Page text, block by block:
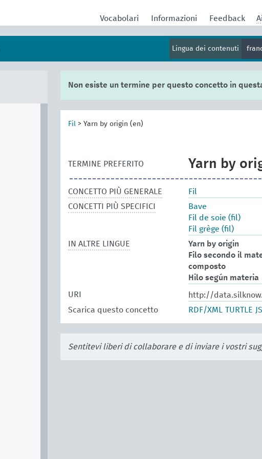
Vocabolari Informazioni Feedback
Lingua dei contenuti
Non esiste un termine per questo concetto in
Fil > Yarn by origin (en)
TERMINE PREFERITO Yarn by
CONCETTO PIÙ GENERALE
Fil
CONCETTI PIÙ SPECIFICI
Bave
Fil de soie (fil)
Fil grège (fil)
IN ALTRE LINGUE
Yarn by origin
Filo secondo il
composto
Hilo según materia
URI
http://
Scarica questo concetto
RDF/XML TURTLE
Sentitevi liberi di collaborare e di inviare i vostri